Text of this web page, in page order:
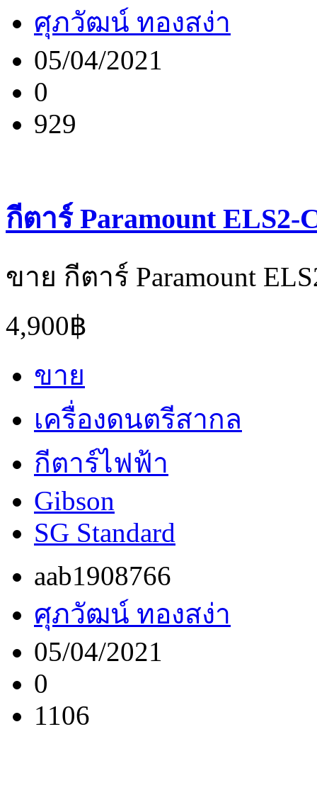
ศุภวัฒน์ ทองสง่า
05/04/2021
0
929
กีตาร์ Paramount ELS2-
ขาย กีตาร์ Paramount
4,900฿
ขาย
เครื่องดนตรีสากล
กีตาร์ไฟฟ้า
Gibson
SG Standard
aab1908766
ศุภวัฒน์ ทองสง่า
05/04/2021
0
1106